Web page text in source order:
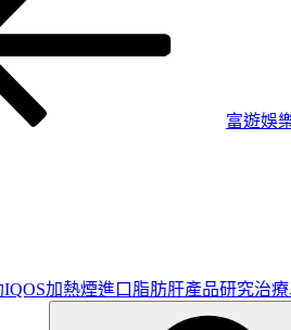
富遊娛
加熱煙進口脂肪肝產品研究治